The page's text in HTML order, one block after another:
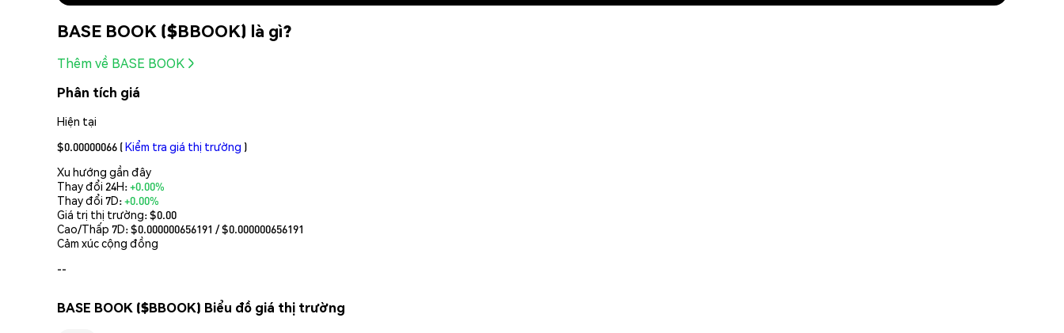
BASE BOOK ($BBOOK) là gì?
Thêm về BASE BOOK
Phân tích giá
Hiện tại
$0.00000066 (Kiểm tra giá thị trường )
Xu hướng gần đây
Thay đổi 24H:+0.00%
Thay đổi 7D:+0.00%
Giá trị thị trường:$0.00
Cao/Thấp 7D: $0.000000656191 / $0.000000656191
Cảm xúc cộng đồng
--
BASE BOOK ($BBOOK) Biểu đồ giá thị trường